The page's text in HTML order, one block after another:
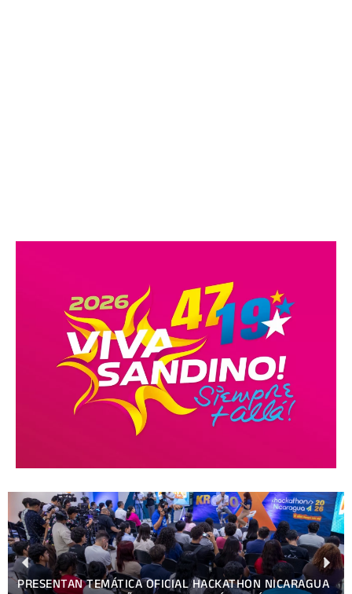
PRESENTAN TEMÁTICA OFICIAL HACKATHON NICARAGUA